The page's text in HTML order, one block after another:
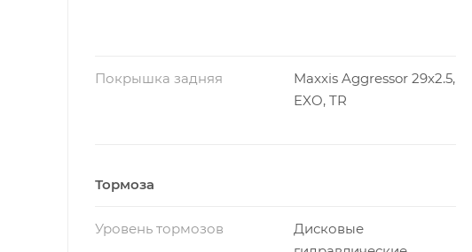
Покрышка задняя
Maxxis Aggressor 29x2.5,
EXO, TR
Тормоза
Уровень тормозов
Дисковые